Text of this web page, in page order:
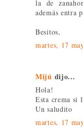
la de
además entra
Besitos,
martes, 17
Mijú dijo...
Hola!
Esta crema si
Un saludito
martes, 17